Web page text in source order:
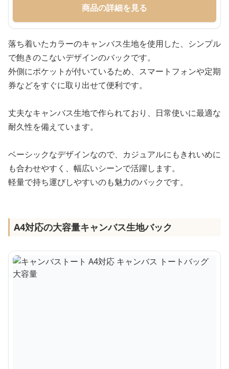
商品の詳細を見る
落ち着いたカラーのキャンバス生地を使用した、シンプル
で飽きのこないデザインのバックです。
外側にポケットが付いているため、スマートフォンや定期
券などをすぐに取り出せて便利です。
丈夫なキャンバス生地で作られており、日常使いに最適な
耐久性を備えています。
ベーシックなデザインなので、カジュアルにもきれいめに
も合わせやすく、幅広いシーンで活躍します。
軽量で持ち運びしやすいのも魅力のバックです。
A4対応の大容量キャンバス生地バック